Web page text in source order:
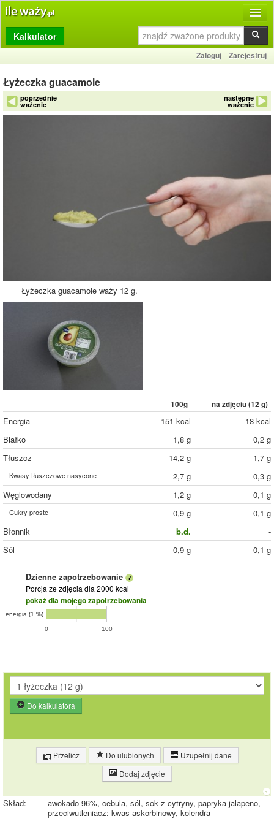
Produkty
Dziennik
Przelicznik
Porównywarka
Kalkulator
Zaloguj Zarejestruj
Łyżeczka guacamole
poprzednie
ważenie
następne
ważenie
Łyżeczka guacamole waży 12 g.
100g na zdjęciu (12 g)
Energia 151 kcal
18 kcal
Białko
1,8 g
0,2 g
Tłuszcz
14,2 g 1,7 g
Kwasy tłuszczowe nasycone 2,7 g
0,3 g
Węglowodany
1,2 g 0,1 g
Cukry proste 0,9 g
0,1 g
Błonnik
b.d.
-
Sól
0,9 g 0,1 g
Dzienne zapotrzebowanie
Porcja ze zdjęcia dla 2000 kcal
pokaż dla mojego zapotrzebowania
0 100
energia (1 %)
Do kalkulatora
Przelicz Do ulubionych
Uzupełnij dane
Dodaj zdjęcie
Skład:
awokado 96%, cebula, sól, sok z cytryny, papryka jalapeno,
przeciwutleniacz: kwas askorbinowy, kolendra